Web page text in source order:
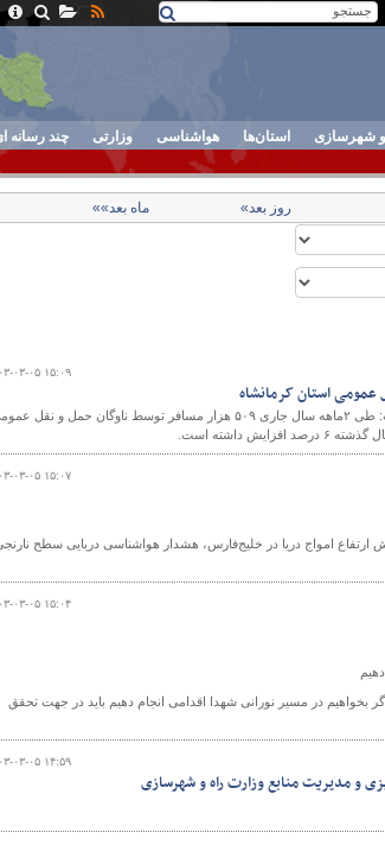
شهرسازی استان‌ها هواشناسی وزارتی چند رسانه
روز بعد» ماه بعد»»
۱۴۰۳-۰۳-۰۵
️مدیرکل راهداری و حمل‌ونقل جاده‌ای استان کرمانشاه گفت: طی ۲ماهه سال جاری ۵۰۹ هزار مسافر توسط ناوگان حمل و نقل
داشته است.
۱۴۰۳-۰۳-۰۵
امواج دریا در خلیج‌فارس، هشدار هواشناسی دریایی سطح
۱۴۰۳-۰۳-۰۵
در مسیر نورانی شهدا اقدامی انجام دهیم باید در جهت تحقق
۱۴۰۳-۰۳-۰۵
و مدیریت منابع وزارت راه و شهرسازی